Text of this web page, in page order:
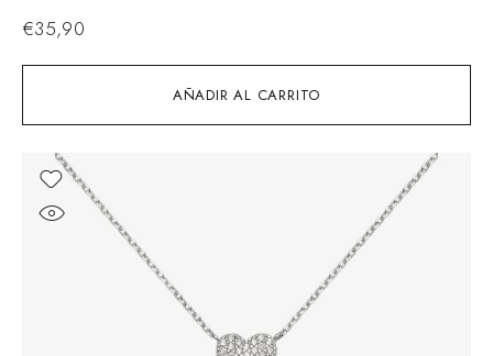
AÑADIR AL CARRITO
€35,90